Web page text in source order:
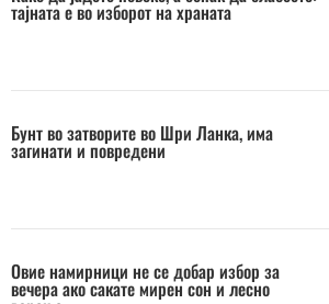
тајната е во изборот на храната
Бунт во затворите во Шри Ланка, има
загинати и повредени
Овие намирници не се добар избор за
вечера ако сакате мирен сон и лесно